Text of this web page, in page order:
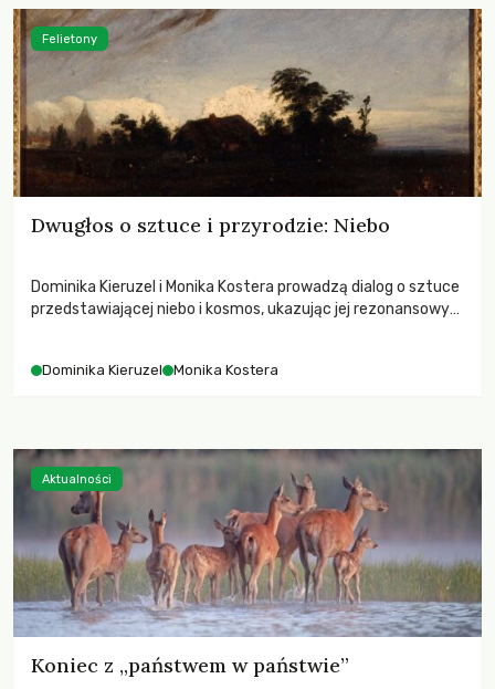
Dwugłos o sztuce i przyrodzie: Niebo
Dominika Kieruzel i Monika Kostera prowadzą dialog o sztuce
przedstawiającej niebo i kosmos, ukazując jej rezonansowy
Dominika Kieruzel Monika Kostera
Felietony
Koniec z „państwem w państwie”
Aktualności